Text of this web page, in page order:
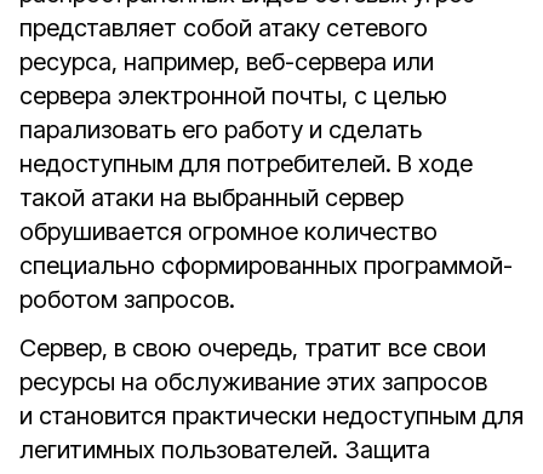
представляет собой атаку сетевого
ресурса, например, веб-сервера или
сервера электронной почты, с целью
парализовать его работу и сделать
недоступным для потребителей. В ходе
такой атаки на выбранный сервер
обрушивается огромное количество
специально сформированных программой-
роботом запросов.
Сервер, в свою очередь, тратит все свои
ресурсы на обслуживание этих запросов
и становится практически недоступным для
легитимных пользователей. Защита